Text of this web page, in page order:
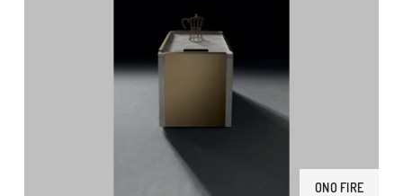
ONO FIRE